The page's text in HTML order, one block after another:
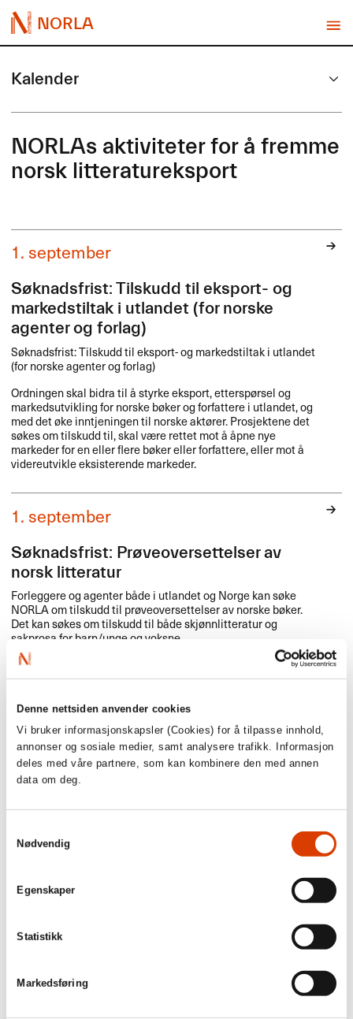
Denne nettsiden anvender cookies
Vi bruker informasjonskapsler (Cookies) for å tilpasse innhold,
annonser og sosiale medier, samt analysere trafikk. Informasjon
deles med våre partnere, som kan kombinere den med annen
data om deg.
Nødvendig
Egenskaper
Statistikk
Markedsføring
NORLA
Kalender
NORLAs aktiviteter for å fremme
norsk litteratureksport
1. september
Søknadsfrist: Tilskudd til eksport- og
markedstiltak i utlandet (for norske
agenter og forlag)
Søknadsfrist: Tilskudd til eksport- og markedstiltak i utlandet
(for norske agenter og forlag)
Ordningen skal bidra til å styrke eksport, etterspørsel og
markedsutvikling for norske bøker og forfattere i utlandet, og
med det øke inntjeningen til norske aktører. Prosjektene det
søkes om tilskudd til, skal være rettet mot å åpne nye
markeder for en eller flere bøker eller forfattere, eller mot å
videreutvikle eksisterende markeder.
1. september
Søknadsfrist: Prøveoversettelser av
norsk litteratur
Forleggere og agenter både i utlandet og Norge kan søke
NORLAom tilskudd til prøveoversettelser av norske bøker.
Det kan søkes om tilskudd til både skjønnlitteratur og
sakprosa for barn/unge og voksne.
Bøkene det søkes om må være utkommet og oppfylle
NORLAs kriterier for oversettelsestilskudd. Oversettelsen må
prioriteres.
1. september
prøveoversettelser av norsk litteratur
utvidete prøveoversettelser av norsk litteratur til engelsk.
Tilskuddet skal gå til bøker med et særlig potensiale for
Midlene kommer fra regjeringens satsing på kulturell og
kreativ næring, og skal styrke aktørene i verdikjeden som
internasjonalt.